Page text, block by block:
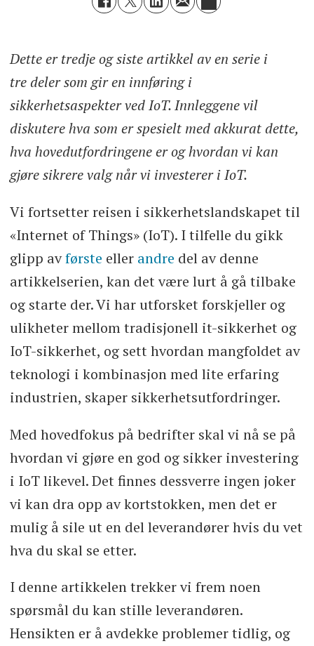
Dette er tredje og siste artikkel av en serie i
tre deler som gir en innføring i
sikkerhetsaspekter ved IoT. Innleggene vil
diskutere hva som er spesielt med akkurat dette,
hva hovedutfordringene er og hvordan vi kan
gjøre sikrere valg når vi investerer i IoT.
Vi fortsetter reisen i sikkerhetslandskapet til
«Internet of Things» (IoT). I tilfelle du gikk
glipp avførste eller andre del av denne
artikkelserien, kan det være lurt å gå tilbake
og starte der. Vi har utforsket forskjeller og
ulikheter mellom tradisjonell it-sikkerhet og
IoT-sikkerhet, og sett hvordan mangfoldet av
teknologi i kombinasjon med lite erfaring
industrien, skaper sikkerhetsutfordringer.
Med hovedfokus på bedrifter skal vi nå se på
hvordan vi gjøre en god og sikker investering
i IoT likevel. Det finnes dessverre ingen joker
vi kan dra opp av kortstokken, men det er
mulig å sile ut en del leverandører hvis du vet
hva du skal se etter.
I denne artikkelen trekker vi frem noen
spørsmål du kan stille leverandøren.
Hensikten er å avdekke problemer tidlig, og